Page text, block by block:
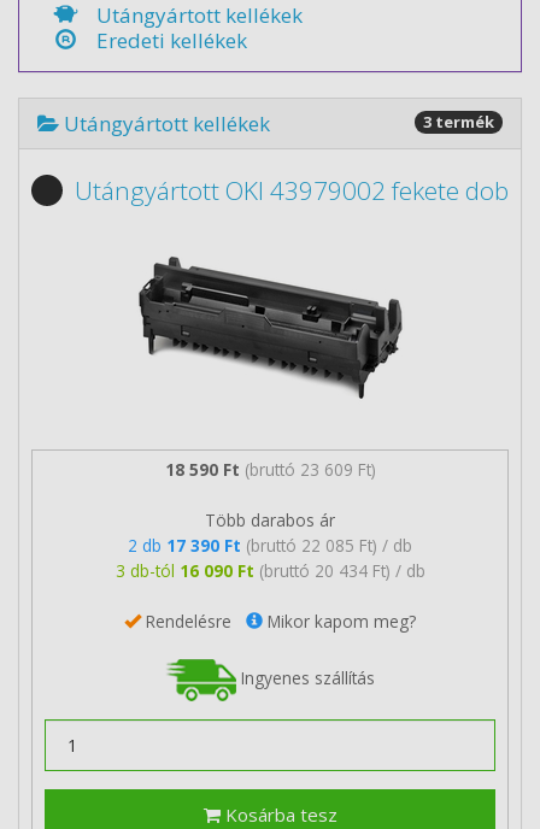
Utángyártott kellékek
Eredeti kellékek
Utángyártott kellékek 3 termék
Utángyártott OKI 43979002 fekete dob
18 590 Ft (bruttó 23 609 Ft)
Több darabos ár
2 db 17 390 Ft (bruttó 22 085 Ft) / db
3 db-tól 16 090 Ft (bruttó 20 434 Ft) / db
Rendelésre Mikor kapom meg?
Ingyenes szállítás
Kosárba tesz